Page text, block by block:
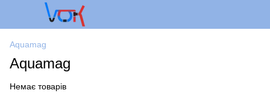
Aquamag
Aquamag
Немає товарів